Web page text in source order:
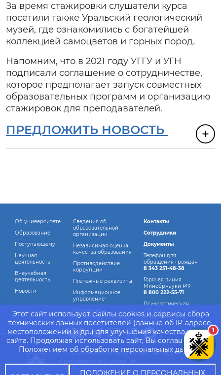
Этот сайт использует файлы cookies и сервисы сбора
технических данных посетителей (данные об IP-адресе,
местоположении и др.) для улучшения качества работы
сайта. Продолжая использовать сайт, Вы соглашаетесь с
Положением об обработке персональных данных.
ПОЛОЖЕНИЕ О ПЕРСОНАЛЬНЫХ
За время стажировки слушатели курса
посетили также Уральский геологический
музей, где ознакомились с богатейшей
коллекцией самоцветов и горных пород.
Напомним, что в 2021 году УГГУ и УГН
подписали соглашение о сотрудничестве,
которое предполагает запуск совместных
образовательных программ и организацию
стажировок для преподавателей.
ПРЕДЛОЖИТЬ НОВОСТЬ
Об университете
Образование
Поступающему
Научная
деятельность
Внеучебная
деятельность
Новости
Сведения об
образовательной
организации
Независимая оценка
качества образования
Противодействие
коррупции
Платежные реквизиты
Информационное
управление
Последние
обновления страниц
Контакты
Сотрудники
Документы
Телефон для
обращения граждан
8 343 251-48-38
Горячая линия
Минобрнауки РФ
8 800 222-55-71
Психологическая
8 982 760-44-14
© 2026 Федеральное государственное бюджетное
высшего образования "Уральский государственный
1